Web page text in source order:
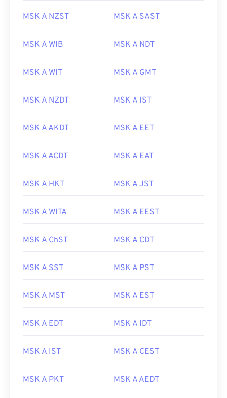
MSK A NZST MSK A SAST
MSK A WIB MSK A NDT
MSK A WIT MSK A GMT
MSK A NZDT MSK A IST
MSK A AKDT MSK A EET
MSK A ACDT MSK A EAT
MSK A HKT MSK A JST
MSK A WITA MSK A EEST
MSK A ChST MSK A CDT
MSK A SST MSK A PST
MSK A MST MSK A EST
MSK A EDT MSK A IDT
MSK A IST MSK A CEST
MSK A PKT MSK A AEDT